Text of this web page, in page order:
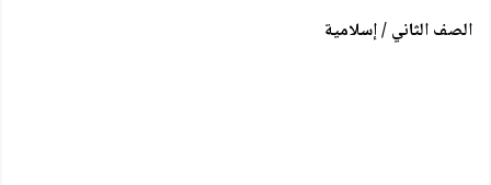
الصف الثاني / إسلامية